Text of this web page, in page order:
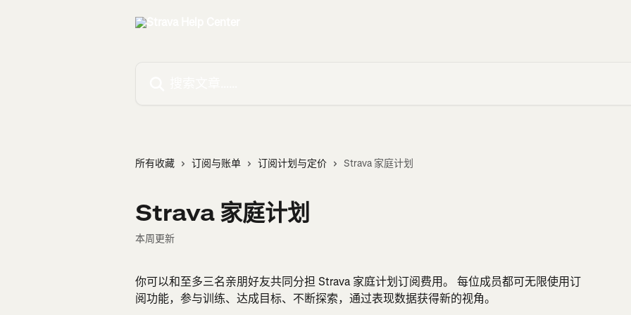
所有收藏 订阅与账单 订阅计划与定价 Strava 家庭计划
Strava 家庭计划
本周更新
你可以和至多三名亲朋好友共同分担 Strava 家庭计划订阅费用。 每位成员都可无限使用订
阅功能，参与训练、达成目标、不断探索，通过表现数据获得新的视角。